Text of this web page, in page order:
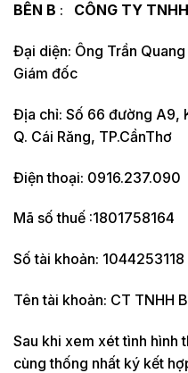
BÊN B : CÔNG TY TNHH
Đại diện: Ông Trần
Giám đốc
Địa chỉ: Số 66 đường A9,
Q. Cái Răng, TP.CầnThơ
Điện thoại: 0916.237.090
Mã số thuế :1801758164
Số tài khoản:
Tên tài khoản: CT TNHH
Sau khi xem xét tình hình
cùng thống nhất ký kết